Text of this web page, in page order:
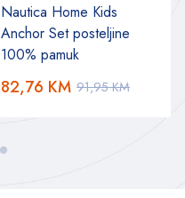
Nautica Home Kids
Anchor Set posteljine
100% pamuk
91,95KM
82,76 KM